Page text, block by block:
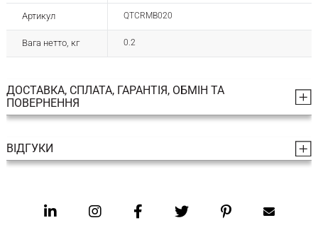
Артикул QTCRMB020
Вага нетто, кг 0.2
ДОСТАВКА, СПЛАТА, ГАРАНТІЯ, ОБМІН ТА
ПОВЕРНЕННЯ
ВІДГУКИ